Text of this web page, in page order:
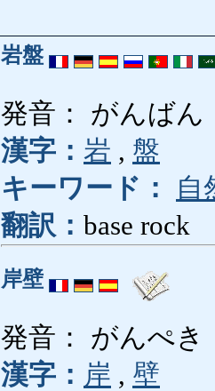
岩盤
発音： がんばん
漢字： 岩 , 盤
キーワード：
自
翻訳： base rock
岸壁
発音： がんぺき
漢字： 岸 , 壁